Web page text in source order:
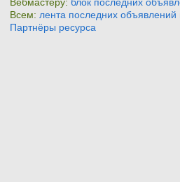
Вебмастеру:блок последних
Всем: лента последних
Партнёры ресурса